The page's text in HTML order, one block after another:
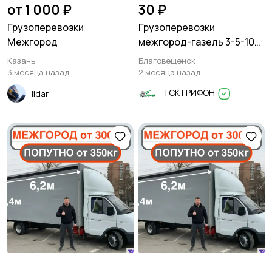
от 1 000 ₽
Грузоперевозки
Межгород
Казань
3 месяца назад
Ildar
30 ₽
Грузоперевозки
межгород-газель 3-5-10
тонн
Благовещенск
2 месяца назад
ТСК ГРИФОН